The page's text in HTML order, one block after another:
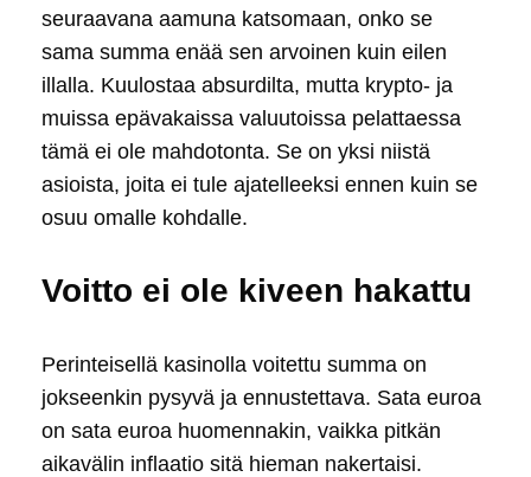
seuraavana aamuna katsomaan, onko se
sama summa enää sen arvoinen kuin eilen
illalla. Kuulostaa absurdilta, mutta krypto- ja
muissa epävakaissa valuutoissa pelattaessa
tämä ei ole mahdotonta. Se on yksi niistä
asioista, joita ei tule ajatelleeksi ennen kuin se
osuu omalle kohdalle.
Voitto ei ole kiveen hakattu
Perinteisellä kasinolla voitettu summa on
jokseenkin pysyvä ja ennustettava. Sata euroa
on sata euroa huomennakin, vaikka pitkän
aikavälin inflaatio sitä hieman nakertaisi.